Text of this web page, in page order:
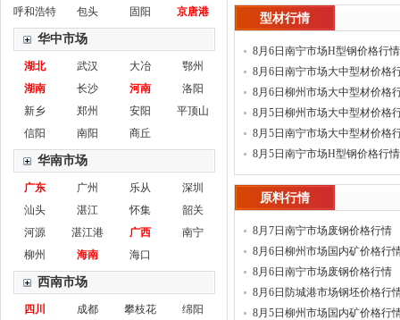
呼和浩特
包头 固阳 京唐港
华中市场
湖北 武汉 大冶
鄂州
湖南
长沙 河南
洛阳
新乡
郑州 安阳
平顶山
信阳
南阳 商丘
华南市场
广东 广州 乐从
深圳
汕头
湛江 怀集
韶关
河源
湛江港 广西
南宁
柳州
海南 海口
西南市场
四川 成都 攀枝花
绵阳
型材行情
8月6日南宁市场H型钢价格行情
8月6日南宁市场大中型材价格
8月6日柳州市场大中型材价格
8月5日柳州市场大中型材价格
(新)
8月5日南宁市场大中型材价格
(新)
8月5日南宁市场H型钢价格行情
原料行情
8月7日南宁市场废钢价格行情
8月6日柳州市场国内矿价格行
8月6日南宁市场废钢价格行情
8月6日防城港市场钢坯价格行
8月5日柳州市场国内矿价格行